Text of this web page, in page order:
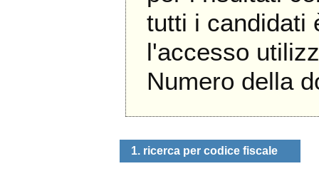
tutti i candidati
l'accesso
Numero della
1. ricerca per codice fiscale